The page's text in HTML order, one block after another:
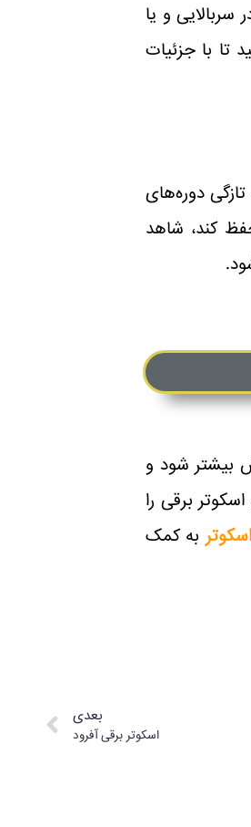
و یا
تا با جزئیات
دوره‌های
کند، شاهد
بیشتر شود و
برقی را
به کمک
بعدی
اسکوتر برقی آفرود